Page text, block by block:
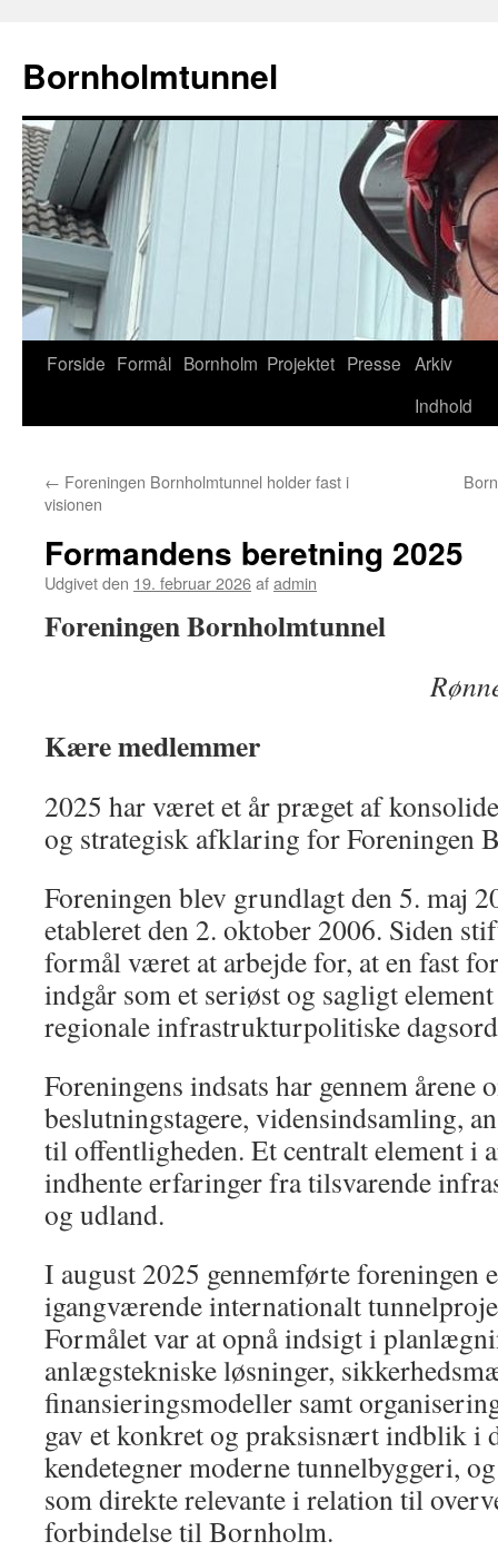
Bornholmtunnel
Hop
Forside Formål Bornholm Projektet Presse Arkiv
Indhold
← Foreningen Bornholmtunnel holder fast i
visionen
Formandens beretning 2025
Udgivet den 19. februar 2026afadmin
Foreningen Bornholmtunnel
Kære medlemmer
2025 har været et år præget af
og strategisk afklaring for Foreningen
Foreningen blev grundlagt den 5. maj
etableret den 2. oktober 2006. Siden
formål været at arbejde for, at en fast
indgår som et seriøst og sagligt
regionale infrastrukturpolitiske
Foreningens indsats har gennem årene
beslutningstagere, vidensindsamling,
til offentligheden. Et centralt element i
indhente erfaringer fra tilsvarende
og udland.
I august 2025 gennemførte foreningen
igangværende internationalt
Formålet var at opnå indsigt i
anlægstekniske løsninger,
finansieringsmodeller samt
gav et konkret og praksisnært indblik i
kendetegner moderne tunnelbyggeri,
som direkte relevante i relation til
forbindelse til Bornholm.